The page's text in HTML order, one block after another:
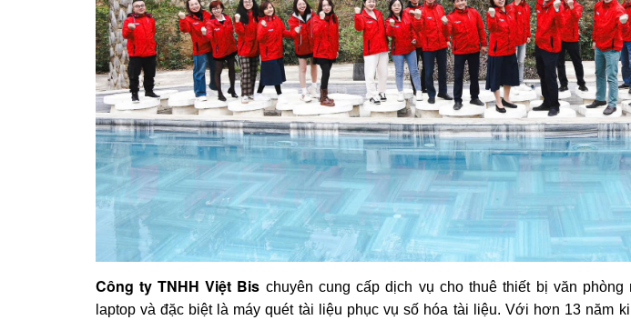
Công ty TNHH Việt Bis chuyên cung cấp dịch vụ cho thuê thiết bị văn phòng
laptop và đặc biệt là máy quét tài liệu phục vụ số hóa tài liệu. Với hơn 13 năm